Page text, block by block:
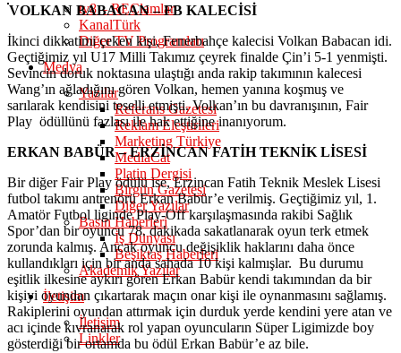
tv8 – REClamlar
KanalTürk
Diğer TV Programları
Medya
Yazılar
Referans Gazetesi
Reklam Eleştirileri
Marketing Türkiye
MediaCat
Platin Dergisi
Birgün Gazetesi
Diğer Yazılar
Basın Haberleri
İş Dünyası
Beşiktaş Haberleri
Akademik Yazılar
İletişim
İletişim
Linkler
VOLKAN BABACAN – FB KALECİSİ
İkinci dikkatimi çeken kişi, Fenerbahçe kalecisi Volkan Babacan idi.
Geçtiğimiz yıl U17 Milli Takımız çeyrek finalde Çin’i 5-1 yenmişti.
Sevincin doruk noktasına ulaştığı anda rakip takımının kalecesi
Wang’ın ağladığını gören Volkan, hemen yanına koşmuş ve
sarılarak kendisini teselli etmişti. Volkan’ın bu davranışının, Fair
Play ödüllünü fazlası ile hak ettiğine inanıyorum.
ERKAN BABÜR – ERZİNCAN FATİH TEKNİK LİSESİ
Bir diğer Fair Play ödülü ise, Erzincan Fatih Teknik Meslek Lisesi
futbol takımı antrenörü Erkan Babür’e verilmiş. Geçtiğimiz yıl, 1.
Amatör Futbol liginde Play-Off karşılaşmasında rakibi Sağlık
Spor’dan bir oyuncu 78. dakikada sakatlanarak oyun terk etmek
zorunda kalmış. Ancak oyuncu değişiklik haklarını daha önce
kullandıkları için bir anda sahada 10 kişi kalmışlar. Bu durumu
eşitlik ilkesine aykırı gören Erkan Babür kendi takımından da bir
kişiyi oyundan çıkartarak maçın onar kişi ile oynanmasını sağlamış.
Rakiplerini oyundan attırmak için durduk yerde kendini yere atan ve
acı içinde kıvranarak rol yapan oyuncuların Süper Ligimizde boy
gösterdiği bir ortamda bu ödül Erkan Babür’e az bile.